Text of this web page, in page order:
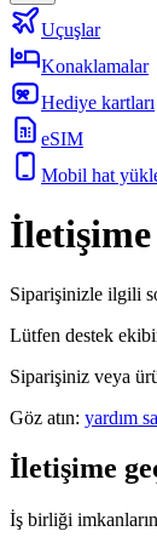
Uçuşlar
Konaklamalar
Hediye kartları
eSIM
Mobil hat
İletişime
Siparişinizle ilgili
Lütfen destek
Siparişiniz veya
Göz atın: yardım
İletişime
İş birliği